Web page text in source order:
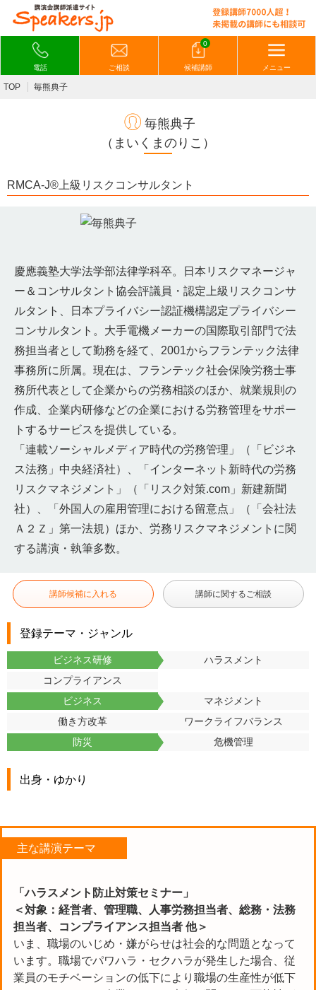
電話 ご相談
0
候補講師 メニュー
TOP 毎熊典子
毎熊典子
（まいくまのりこ）
RMCA-J®上級リスクコンサルタント
慶應義塾大学法学部法律学科卒。日本リスクマネージャ
ー＆コンサルタント協会評議員・認定上級リスクコンサ
ルタント、日本プライバシー認証機構認定プライバシー
コンサルタント。大手電機メーカーの国際取引部門で法
務担当者として勤務を経て、2001からフランテック法律
事務所に所属。現在は、フランテック社会保険労務士事
務所代表として企業からの労務相談のほか、就業規則の
作成、企業内研修などの企業における労務管理をサポー
トするサービスを提供している。
「連載ソーシャルメディア時代の労務管理」（「ビジネ
ス法務」中央経済社）、「インターネット新時代の労務
リスクマネジメント」（「リスク対策.com」新建新聞
社）、「外国人の雇用管理における留意点」（「会社法
Ａ２Ｚ」第一法規）ほか、労務リスクマネジメントに関
する講演・執筆多数。
講師候補に入れる 講師に関するご相談
登録テーマ・ジャンル
ビジネス研修
ハラスメント
コンプライアンス
ビジネス
マネジメント
働き方改革
ワークライフバランス
防災
危機管理
出身・ゆかり
主な講演テーマ
「ハラスメント防止対策セミナー」
＜対象：経営者、管理職、人事労務担当者、総務・法務
担当者、コンプライアンス担当者 他＞
いま、職場のいじめ・嫌がらせは社会的な問題となって
います。職場でパワハラ・セクハラが発生した場合、従
業員のモチベーションの低下により職場の生産性が低下